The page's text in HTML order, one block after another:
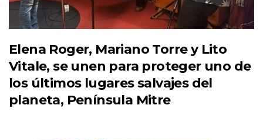
Elena Roger, Mariano Torre y Lito
Vitale, se unen para proteger uno de
los últimos lugares salvajes del
planeta, Península Mitre